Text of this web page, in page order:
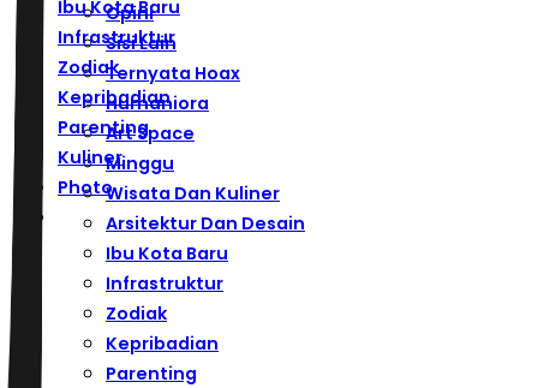
Ibu Kota Baru
Infrastruktur
Zodiak
Kepribadian
Parenting
Kuliner
Photo
Opini
Sisi Lain
Ternyata Hoax
Humaniora
Art Space
Minggu
Wisata Dan Kuliner
Arsitektur Dan Desain
Ibu Kota Baru
Infrastruktur
Zodiak
Kepribadian
Parenting